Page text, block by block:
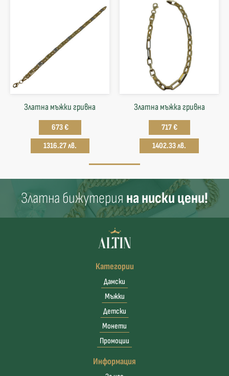
Златна мъжки гривна
673 €
1316.27 лв.
Златна мъжка гривна
717 €
1402.33 лв.
Златна бижутерия на ниски цени!
Категории
Дамски
Мъжки
Детски
Монети
Промоции
Информация